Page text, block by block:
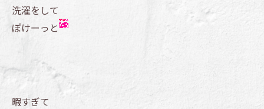
洗濯をして
ぽけーっと
暇すぎて